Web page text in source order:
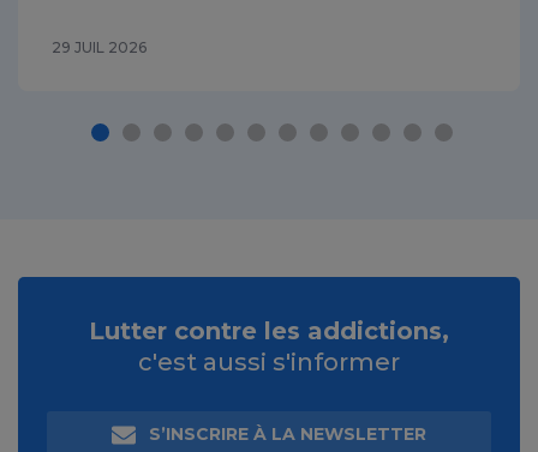
29 JUIL 2026
Lutter contre les addictions,
c'est aussi s'informer
S’INSCRIRE À LA NEWSLETTER